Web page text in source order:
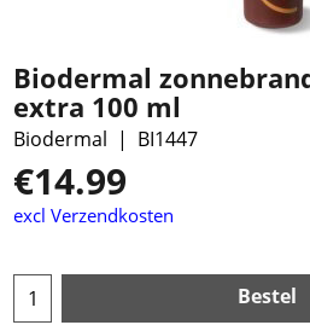
Biodermal
extra 100 ml
Biodermal BI1447
€14.99
excl Verzendkosten
Bestel